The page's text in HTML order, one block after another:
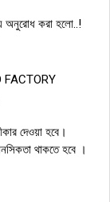
অনুরোধ করা হলো..!
FACTORY
দেওয়া হবে।
থাকতে হবে ।